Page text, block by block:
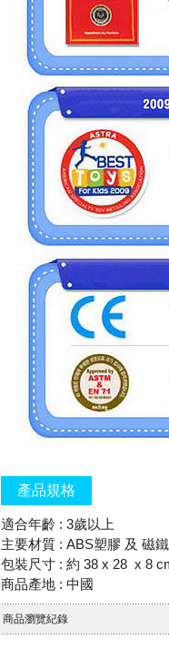
產品規格
適合年齡 : 3歲以上
主要材質 : ABS塑膠 及 磁鐵
包裝尺寸 : 約 38 x 28 x 8
商品產地 : 中國
商品瀏覽紀錄